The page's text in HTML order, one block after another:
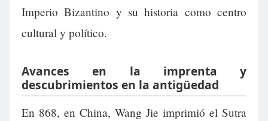
Imperio Bizantino y su historia como centro
cultural y político.
Avances en la imprenta y
descubrimientos en la antigüedad
En 868, en China, Wang Jie imprimió el Sutra